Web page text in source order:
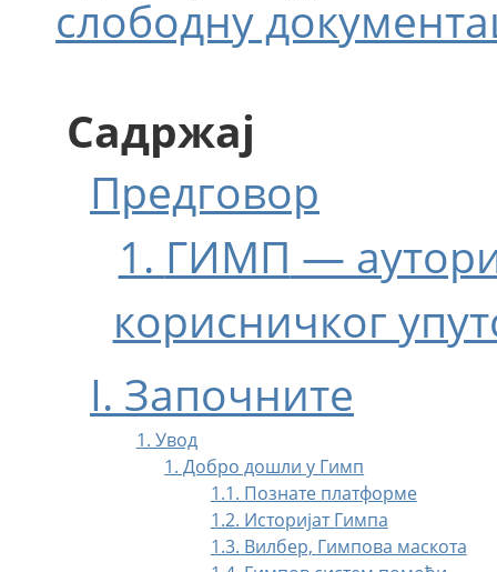
слободну
Садржај
Предговор
1. ГИМП —
корисничког
I. Започните
1. Увод
1. Добро дошли у Гимп
1.1. Познате платформе
1.2. Историјат Гимпа
1.3. Вилбер, Гимпова маскота